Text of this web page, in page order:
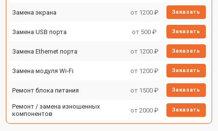
Замена экрана от 1200 ₽ Заказать
Замена USB порта от 500 ₽ Заказать
Замена Ethernet порта от 1200 ₽ Заказать
Замена модуля Wi-Fi от 1200 ₽ Заказать
Ремонт блока питания от 1500 ₽ Заказать
Ремонт / замена изношенных
компонентов
от 2000 ₽ Заказать